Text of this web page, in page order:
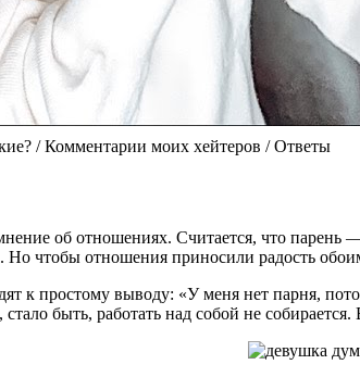
/ Комментарии моих хейтеров / Ответы
об отношениях. Считается, что
чтобы отношения приносили радость
к простому выводу: «У меня нет парня,
быть, работать над собой не